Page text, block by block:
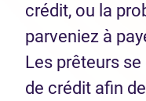
crédit, ou la
parveniez à
Les prêteurs
de crédit afin